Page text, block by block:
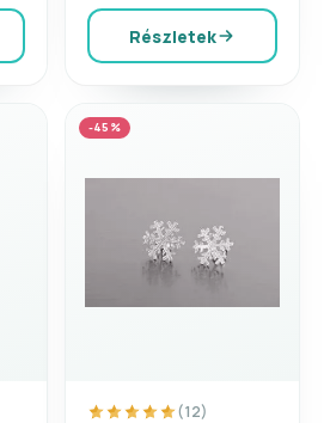
Részletek
-45%
(12)